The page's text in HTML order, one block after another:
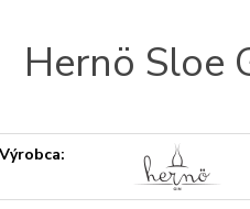
Hernö Sloe
Výrobca: